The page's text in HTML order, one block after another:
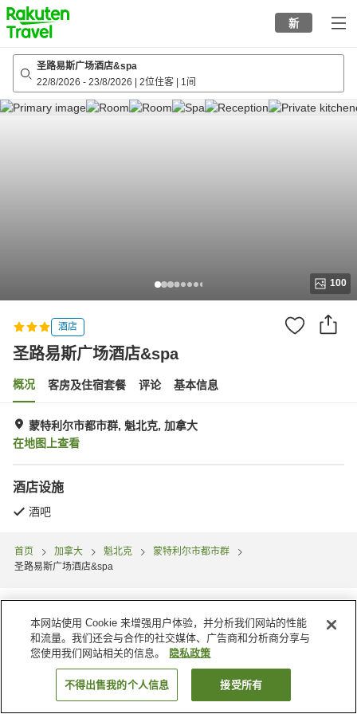
to
top
page
新
圣路易斯广场酒店&spa
22/8/2026 - 23/8/2026 2位住客 1间
100
酒店
圣路易斯广场酒店&spa
概况 客房及住宿套餐 评论 基本信息
蒙特利尔市都市群, 魁北克, 加拿大
在地图上查看
酒店设施
酒吧
首页 加拿大 魁北克
蒙特利尔市都市群
圣路易斯广场酒店&spa
搜索客房
本网站使用 Cookie 来增强用户体验，并分析我们网站的性能
和流量。我们还会与合作的社交媒体、广告商和分析商分享与
您使用我们网站相关的信息。
隐私政策
不得出售我的个人信息 接受所有